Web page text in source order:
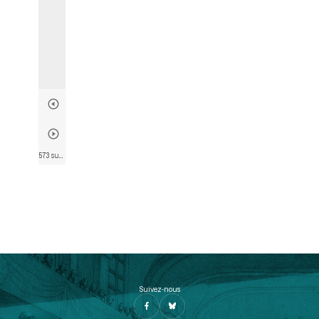
Suivez-nous